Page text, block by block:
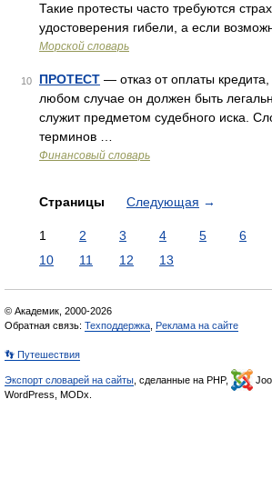
Такие протесты часто требуются
удостоверения гибели, а если
Морской словарь
10 ПРОТЕСТ — отказ от оплаты
любом случае он должен быть
служит предметом судебного иска.
терминов …
Финансовый словарь
Страницы Следующая →
1 2 3 4 5 6
10
11 12 13
© Академик, 2000-2026
Обратная связь: Техподдержка Реклама на сайте
👣 Путешествия
Экспорт словарей на сайты , сделанные на PHP,
WordPress, MODx.